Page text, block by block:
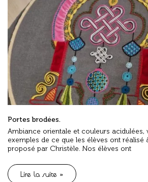
Portes brodées.
Ambiance orientale et couleurs acidulées,
exemples de ce que les élèves ont réalisé
proposé par Christèle. Nos élèves ont
Lire la suite »